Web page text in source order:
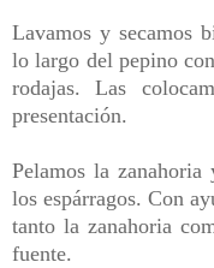
Lavamos y secamos
lo largo del pepino
rodajas. Las
presentación.
Pelamos la zanahoria
los espárragos. Con
tanto la zanahoria
fuente.